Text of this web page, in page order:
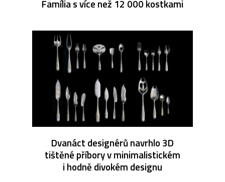
Família s více než 12 000 kostkami
Dvanáct designérů navrhlo 3D
tištěné příbory v minimalistickém
i hodně divokém designu